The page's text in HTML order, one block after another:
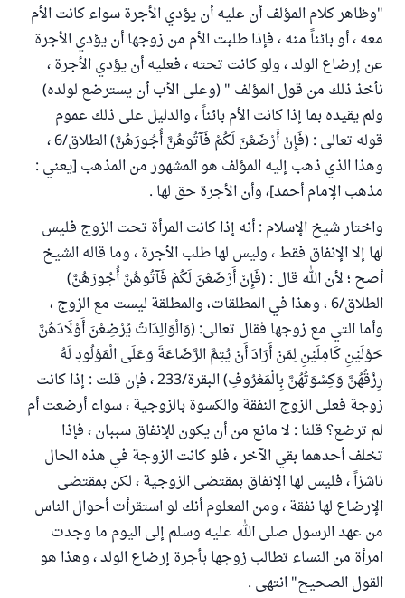
"وظاهر كلام المؤلف أن عليه أن يؤدي الأجرة سواء كانت الأم
معه ، أو بائناً منه ، فإذا طلبت الأم من زوجها أن يؤدي الأجرة
عن إرضاع الولد ، ولو كانت تحته ، فعليه أن يؤدي الأجرة ،
نأخذ ذلك من قول المؤلف " (وعلى الأب أن يسترضع لولده)
ولم يقيده بما إذا كانت الأم بائناً ، والدليل على ذلك عموم
قوله تعالى : (فَإِنْ أَرْضَعْنَ لَكُمْ فَآتُوهُنَّ أُجُورَهُنَّ) الطلاق/6 ،
وهذا الذي ذهب إليه المؤلف هو المشهور من المذهب [يعني :
مذهب الإمام أحمد]، وأن الأجرة حق لها .
واختار شيخ الإسلام : أنه إذا كانت المرأة تحت الزوج فليس
لها إلا الإنفاق فقط ، وليس لها طلب الأجرة ، وما قاله الشيخ
أصح ؛ لأن الله قال : (فَإِنْ أَرْضَعْنَ لَكُمْ فَآتُوهُنَّ أُجُورَهُنَّ)
الطلاق/6 ، وهذا في المطلقات، والمطلقة ليست مع الزوج ،
وأما التي مع زوجها فقال تعالى: (وَالْوَالِدَاتُ يُرْضِعْنَ أَوْلَادَهُنَّ
حَوْلَيْنِ كَامِلَيْنِ لِمَنْ أَرَادَ أَنْ يُتِمَّ الرَّضَاعَةَ وَعَلَى الْمَوْلُودِ لَهُ
رِزْقُهُنَّ وَكِسْوَتُهُنَّ بِالْمَعْرُوفِ) البقرة/233 ، فإن قلت : إذا كانت
زوجة فعلى الزوج النفقة والكسوة بالزوجية ، سواء أرضعت أم
لم ترضع؟ قلنا : لا مانع من أن يكون للإنفاق سببان ، فإذا
تخلف أحدهما بقي الآخر ، فلو كانت الزوجة في هذه الحال
ناشزاً ، فليس لها الإنفاق بمقتضى الزوجية ، لكن بمقتضى
الإرضاع لها نفقة ، ومن المعلوم أنك لو استقرأت أحوال الناس
من عهد الرسول صلى الله عليه وسلم إلى اليوم ما وجدت
امرأة من النساء تطالب زوجها بأجرة إرضاع الولد ، وهذا هو
القول الصحيح" انتهى .